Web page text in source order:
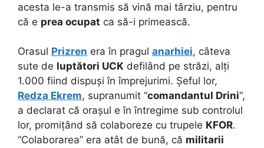
acesta le-a transmis să vină mai târziu, pentru
că e prea ocupat ca să-i primească.
Orasul Prizren era în pragul anarhiei, câteva
sute de luptători UCK defilând pe străzi, alți
1.000 fiind dispuși în împrejurimi. Șeful lor,
Redza Ekrem, supranumit “comandantul Drini“,
a declarat că orașul e în întregime sub controlul
lor, promițând să colaboreze cu trupele KFOR.
“Colaborarea” era atât de bună, că militarii